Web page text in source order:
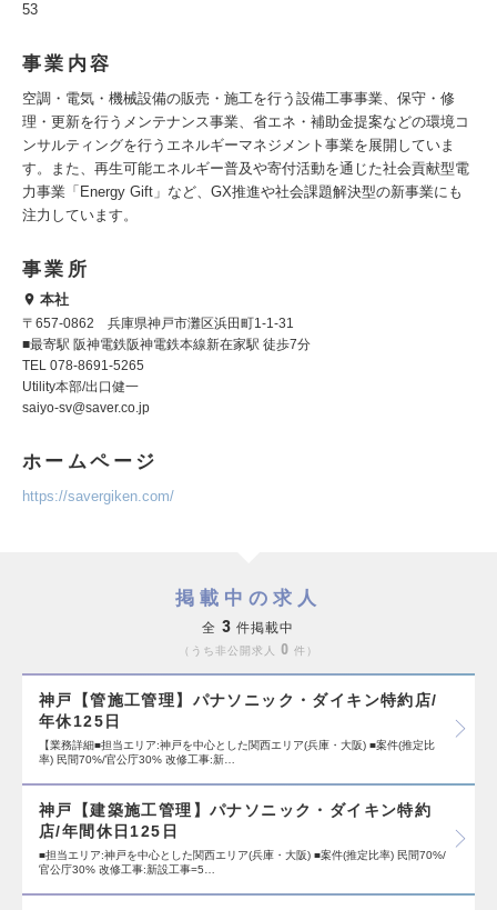
53
事業内容
空調・電気・機械設備の販売・施工を行う設備工事事業、保守・修
理・更新を行うメンテナンス事業、省エネ・補助金提案などの環境コ
ンサルティングを行うエネルギーマネジメント事業を展開していま
す。また、再生可能エネルギー普及や寄付活動を通じた社会貢献型電
力事業「Energy Gift」など、GX推進や社会課題解決型の新事業にも
注力しています。
事業所
本社
〒657-0862 兵庫県神戸市灘区浜田町1-1-31
■最寄駅 阪神電鉄阪神電鉄本線新在家駅 徒歩7分
TEL 078-8691-5265
Utility本部/出口健一
saiyo-sv@saver.co.jp
ホームページ
https://savergiken.com/
掲載中の求人
全 3 件掲載中
うち非公開求人 0 件
神戸【管施工管理】パナソニック・ダイキン特約店/
年休125日
【業務詳細■担当エリア:神戸を中心とした関西エリア(兵庫・大阪) ■案件(推定比
率) 民間70%/官公庁30% 改修工事:新…
神戸【建築施工管理】パナソニック・ダイキン特約
店/年間休日125日
■担当エリア:神戸を中心とした関西エリア(兵庫・大阪) ■案件(推定比率) 民間70%/
官公庁30% 改修工事:新設工事=5…